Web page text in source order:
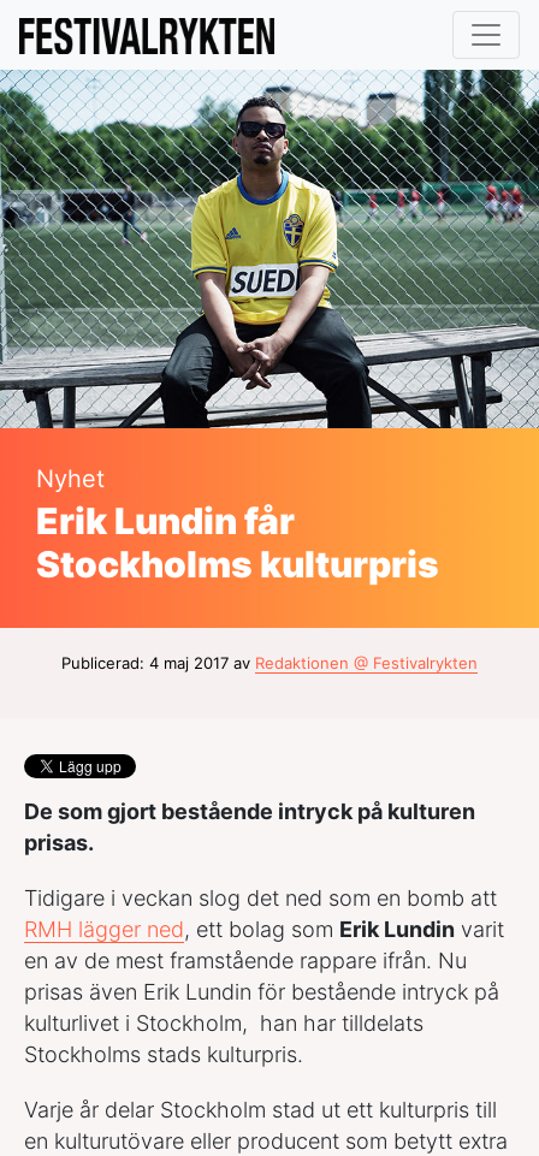
Nyhet
Erik Lundin får
Stockholms kulturpris
Publicerad: 4 maj 2017 av Redaktionen @ Festivalrykten
De som gjort bestående intryck på kulturen
prisas.
Tidigare i veckan slog det ned som en bomb att
RMH lägger ned, ett bolag som Erik Lundin varit
en av de mest framstående rappare ifrån. Nu
prisas även Erik Lundin för bestående intryck på
kulturlivet i Stockholm, han har tilldelats
Stockholms stads kulturpris.
Varje år delar Stockholm stad ut ett kulturpris till
en kulturutövare eller producent som betytt extra